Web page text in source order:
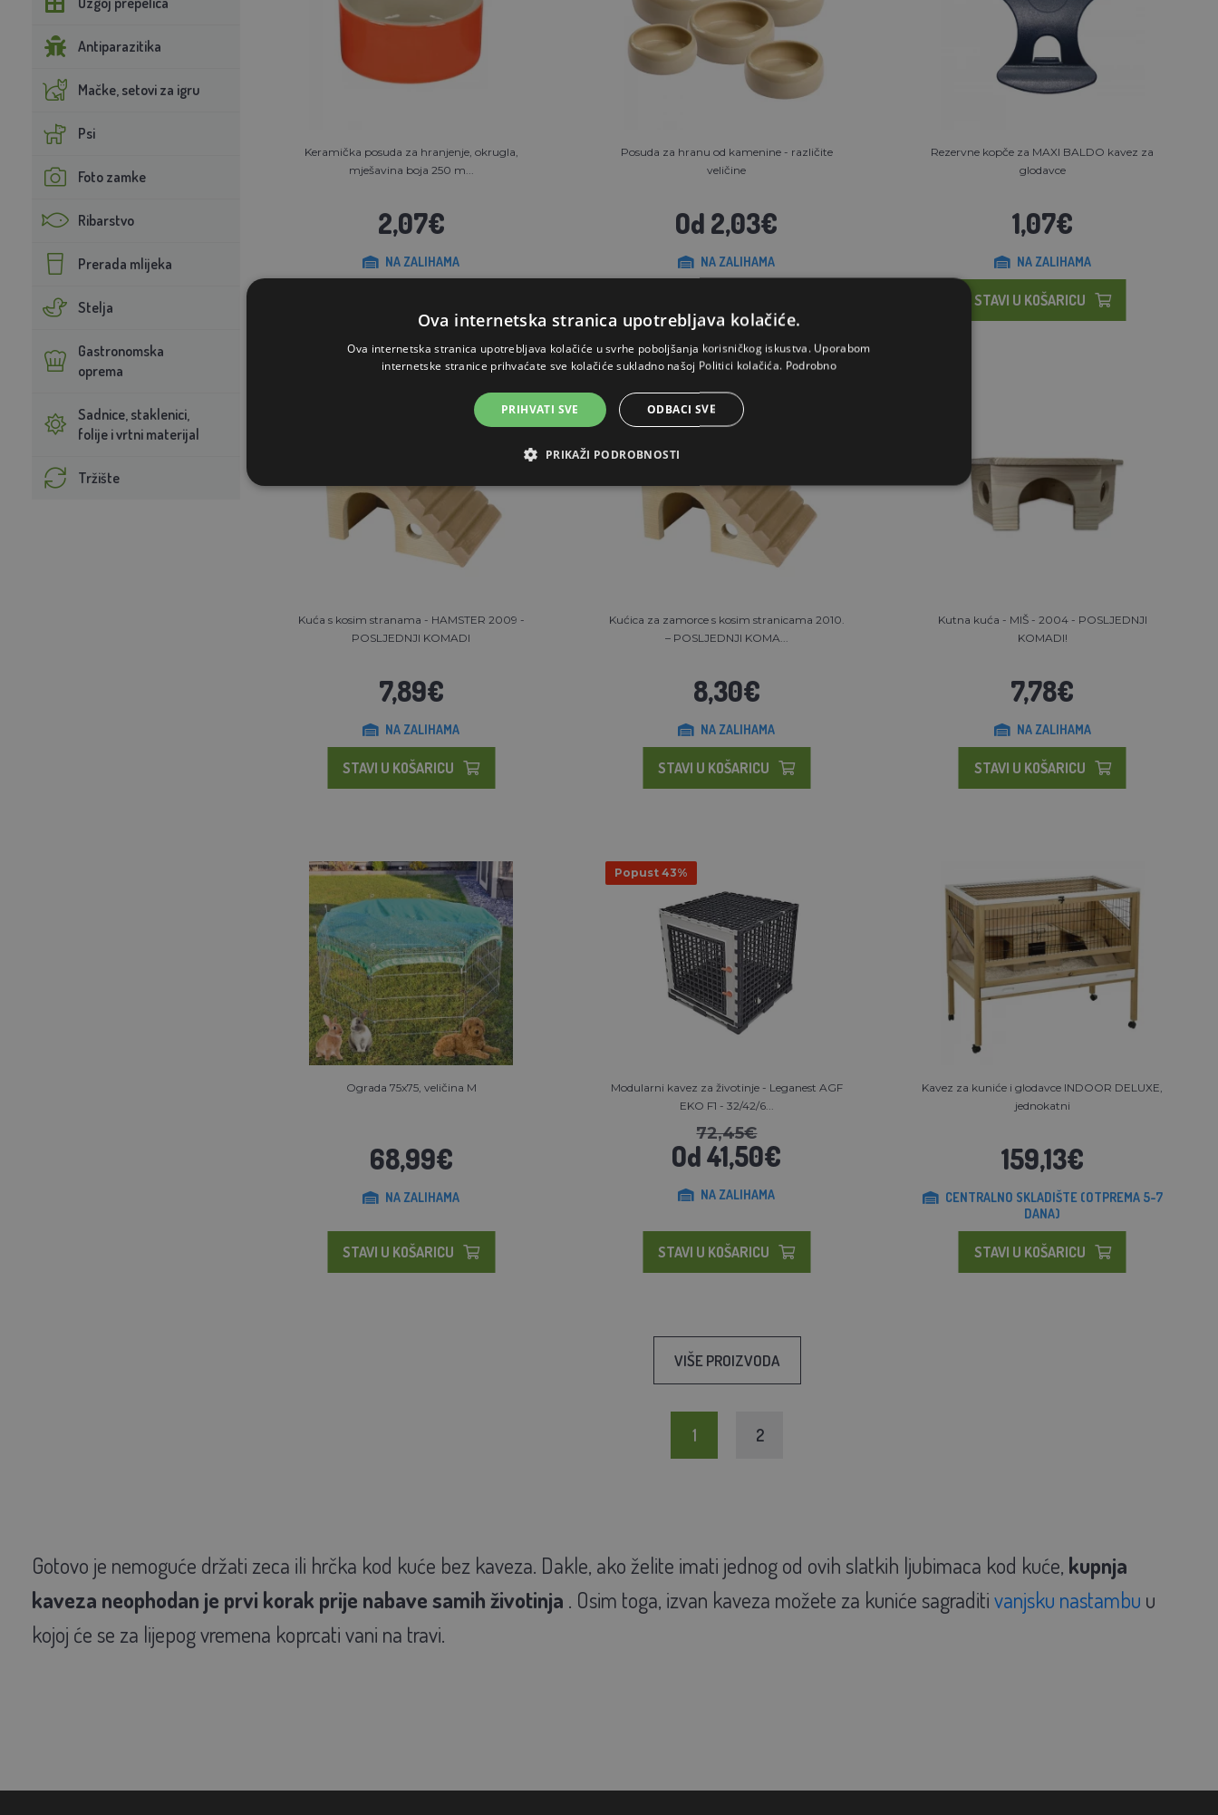
Antiparazitika
Mačke, setovi za igru
Psi
Foto zamke
Ribarstvo
Prerada mlijeka
Stelja
Gastronomska
oprema
Sadnice, staklenici,
folije i vrtni materijal
Tržište
Keramička posuda za hranjenje, okrugla,
mješavina boja 250 m...
2,07€
NA ZALIHAMA
Posuda za hranu od kamenine - različite
veličine
Od 2,03€
NA ZALIHAMA
Rezervne kopče za MAXI BALDO kavez za
glodavce
1,07€
NA ZALIHAMA
STAVI U KOŠARICU
Kuća s kosim stranama - HAMSTER 2009 -
POSLJEDNJI KOMADI
7,89€
NA ZALIHAMA
STAVI U KOŠARICU
Kućica za zamorce s kosim stranicama 2010.
– POSLJEDNJI KOMA...
8,30€
NA ZALIHAMA
STAVI U KOŠARICU
Kutna kuća - MIŠ - 2004 - POSLJEDNJI
KOMADI!
7,78€
NA ZALIHAMA
STAVI U KOŠARICU
Ograda 75x75, veličina M
68,99€
NA ZALIHAMA
STAVI U KOŠARICU
Popust 43%
Modularni kavez za životinje - Leganest AGF
EKO F1 - 32/42/6...
72,45€
Od 41,50€
NA ZALIHAMA
STAVI U KOŠARICU
Kavez za kuniće i glodavce INDOOR DELUXE,
jednokatni
159,13€
CENTRALNO SKLADIŠTE (OTPREMA 5-7
DANA)
STAVI U KOŠARICU
VIŠE PROIZVODA
1 2
Gotovo je nemoguće držati zeca ili hrčka kod kuće bez kaveza. Dakle, ako želite imati jednog od ovih slatkih ljubimaca kod kuće, kupnja
kaveza neophodan je prvi korak prije nabave samih životinja . Osim toga, izvan kaveza možete za kuniće sagraditivanjsku nastambu u
kojoj će se za lijepog vremena koprcati vani na travi.
Ova internetska stranica upotrebljava kolačiće.
Ova internetska stranica upotrebljava kolačiće u svrhe poboljšanja korisničkog iskustva. Uporabom
internetske stranice prihvaćate sve kolačiće sukladno našoj Politici kolačića. Podrobno
PRIHVATI SVE ODBACI SVE
PRIKAŽI PODROBNOSTI